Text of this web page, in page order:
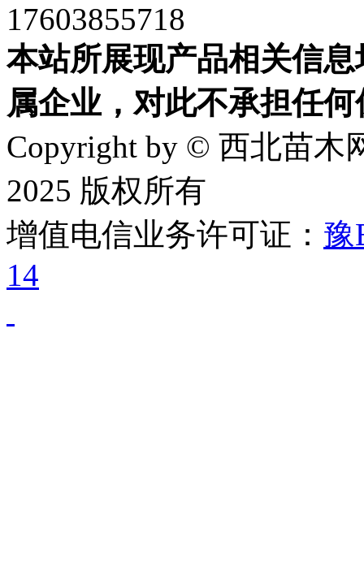
17603855718
本站所展现产品相关信
属企业，对此不承担任
Copyright by © 西北苗木
2025 版权所有
增值电信业务许可证： 豫
14